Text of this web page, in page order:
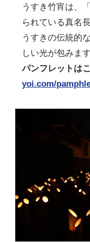
うすき竹宵は、
られている真名
うすきの伝統的
しい光が包みます
パンフレットは
yoi.com/